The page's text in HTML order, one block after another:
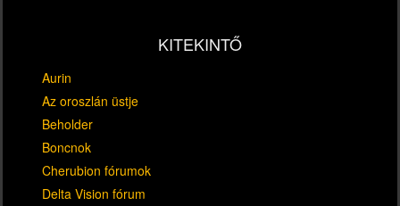
KITEKINTŐ
Aurin
Az oroszlán üstje
Beholder
Boncnok
Cherubion fórumok
Delta Vision fórum